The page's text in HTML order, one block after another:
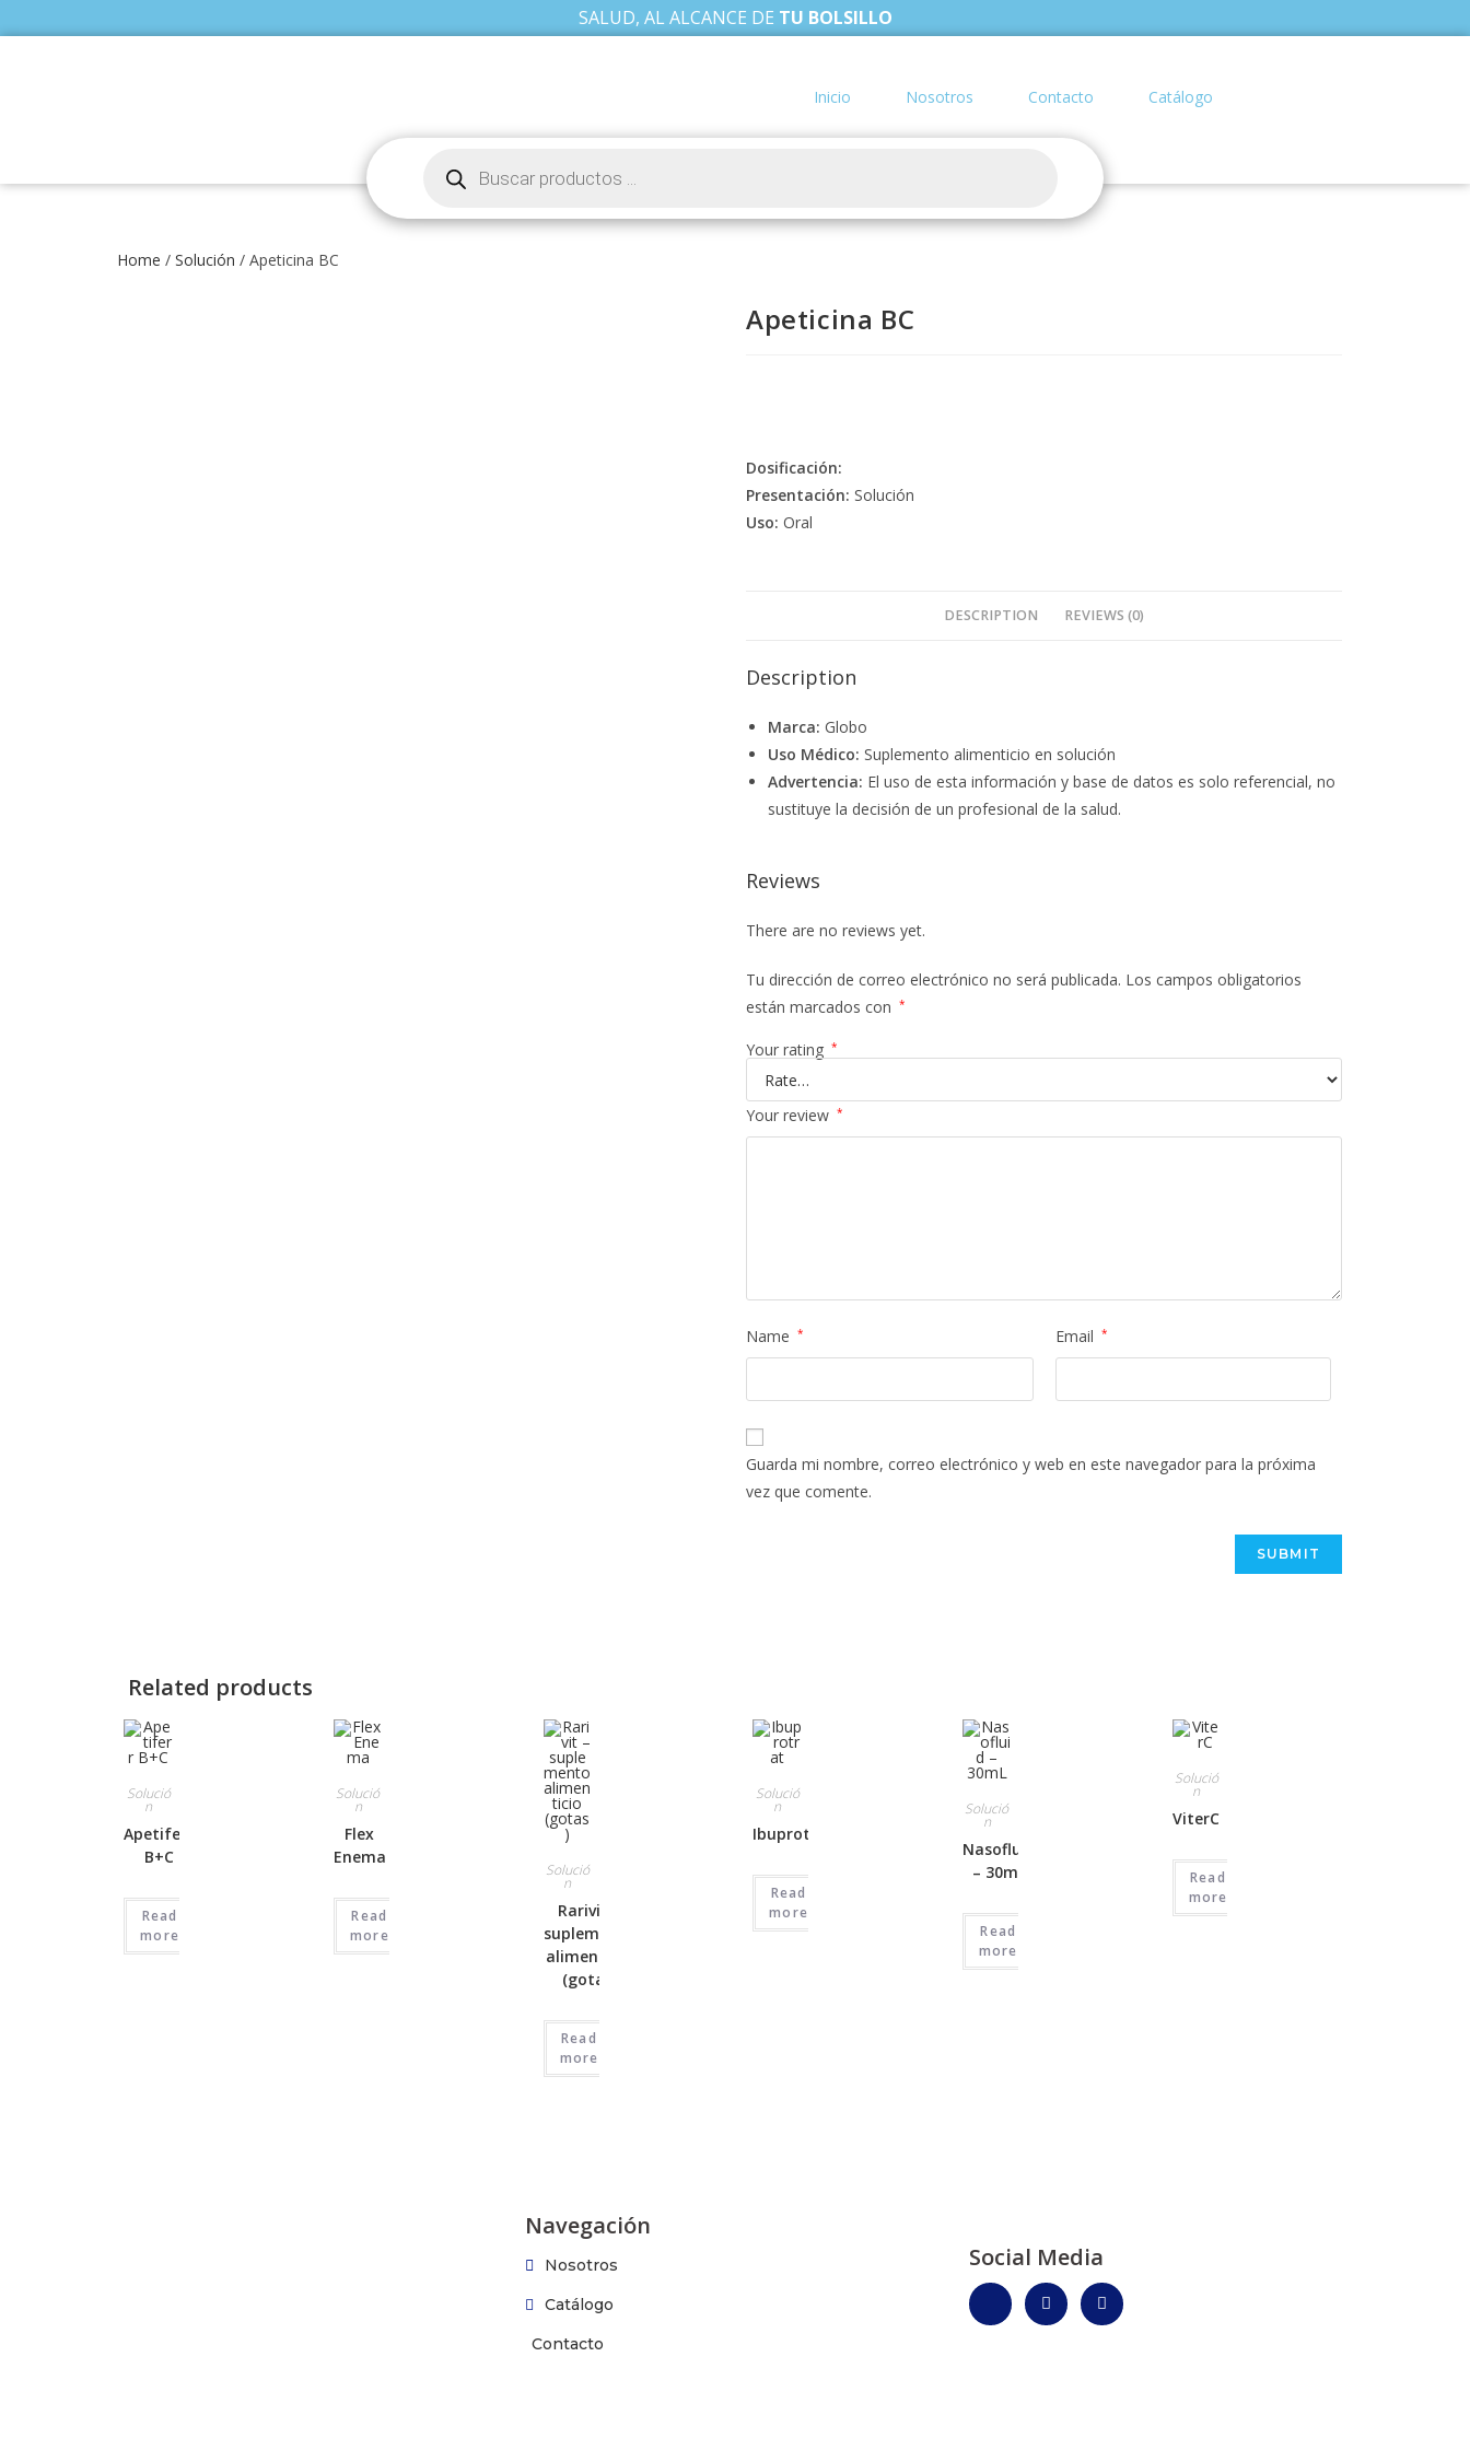
SALUD, AL ALCANCE DE TU BOLSILLO
Inicio Nosotros Contacto Catálogo
Home / Solución / Apeticina BC
Apeticina BC
Dosificación:
Presentación: Solución
Uso: Oral
DESCRIPTION REVIEWS (0)
Description
Marca: Globo
Uso Médico: Suplemento alimenticio en solución
Advertencia: El uso de esta información y base de datos es solo referencial, no
sustituye la decisión de un profesional de la salud.
Reviews
There are no reviews yet.
Tu dirección de correo electrónico no será publicada. Los campos obligatorios
están marcados con *
Your rating *
Your review *
Name * Email *
Guarda mi nombre, correo electrónico y web en este navegador para la próxima
vez que comente.
Related products
Solució
n
Apetiferr
B+C
Read
more
Solució
n
Flex
Enema
Read
more
Solució
n
Rarivit –
suplemento
alimenticio
(gotas)
Read
more
Solució
n
Ibuprotrat
Read
more
Solució
n
Nasofluid
– 30mL
Read
more
Solució
n
ViterC
Read
more
Navegación
Nosotros
Catálogo
Contacto
Social Media